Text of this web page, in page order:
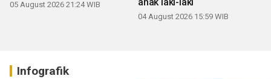
05 August 2026 21:24 WIB
anak laki-laki
04 August 2026 15:59 WIB
Infografik